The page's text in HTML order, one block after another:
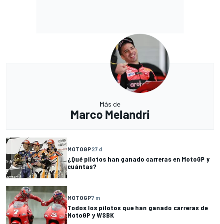
Más de
Marco Melandri
MOTOGP27 d
¿Qué pilotos han ganado carreras en MotoGP y
cuántas?
MOTOGP7 m
Todos los pilotos que han ganado carreras de
MotoGP y WSBK